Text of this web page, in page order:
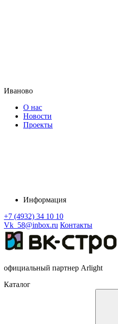
Иваново
О нас
Новости
Проекты
Информация
+7 (4932) 34 10 10
Vk_58@inbox.ru Контакты
официальный партнер Arlight
Каталог